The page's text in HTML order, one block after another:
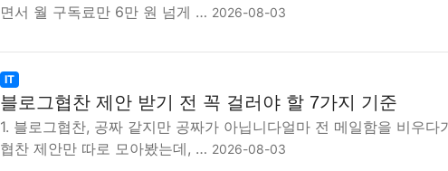
면서 월 구독료만 6만 원 넘게 … 2026-08-03
IT
블로그협찬 제안 받기 전 꼭 걸러야 할 7가지 기준
1. 블로그협찬, 공짜 같지만 공짜가 아닙니다얼마 전 메일함을 비우다
협찬 제안만 따로 모아봤는데, … 2026-08-03